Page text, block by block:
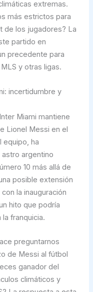
extremas.
más estrictos para
de los jugadores? La
partido en
precedente para
y otras ligas.
incertidumbre y
Miami mantiene
Lionel Messi en el
equipo, ha
argentino
10 más allá de
posible extensión
la inauguración
hito que podría
franquicia.
preguntarnos
de Messi al fútbol
ganador del
climáticos y